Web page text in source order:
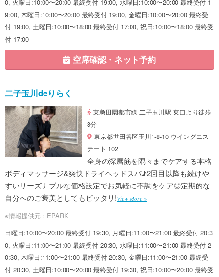
0, 火曜日:10:00〜20:00 最終受付 19:00, 水曜日:10:00〜20:00 最終受付 1
9:00, 木曜日:10:00〜20:00 最終受付 19:00, 金曜日:10:00〜20:00 最終受
付 19:00, 土曜日:10:00〜18:00 最終受付 17:00, 祝日:10:00〜18:00 最終受
付 17:00
空席確認・ネット予約
二子玉川deりらく
東急田園都市線 二子玉川駅 東口より徒歩
3分
東京都世田谷区玉川1-8-10 ウイングエス
テート 102
全身の深層筋を隅々までケアする本格
ボディマッサージ&爽快ドライヘッドスパ♪2回目以降も続けや
すいリーズナブルな価格設定でお気軽に不調をケア◎定期的な
自分へのご褒美としてもピッタリ!View More »
※情報提供元：EPARK
日曜日:10:00〜20:00 最終受付 19:30, 月曜日:11:00〜21:00 最終受付 20:3
0, 火曜日:11:00〜21:00 最終受付 20:30, 水曜日:11:00〜21:00 最終受付 2
0:30, 木曜日:11:00〜21:00 最終受付 20:30, 金曜日:11:00〜21:00 最終受
付 20:30, 土曜日:10:00〜20:00 最終受付 19:30, 祝日:10:00〜20:00 最終受